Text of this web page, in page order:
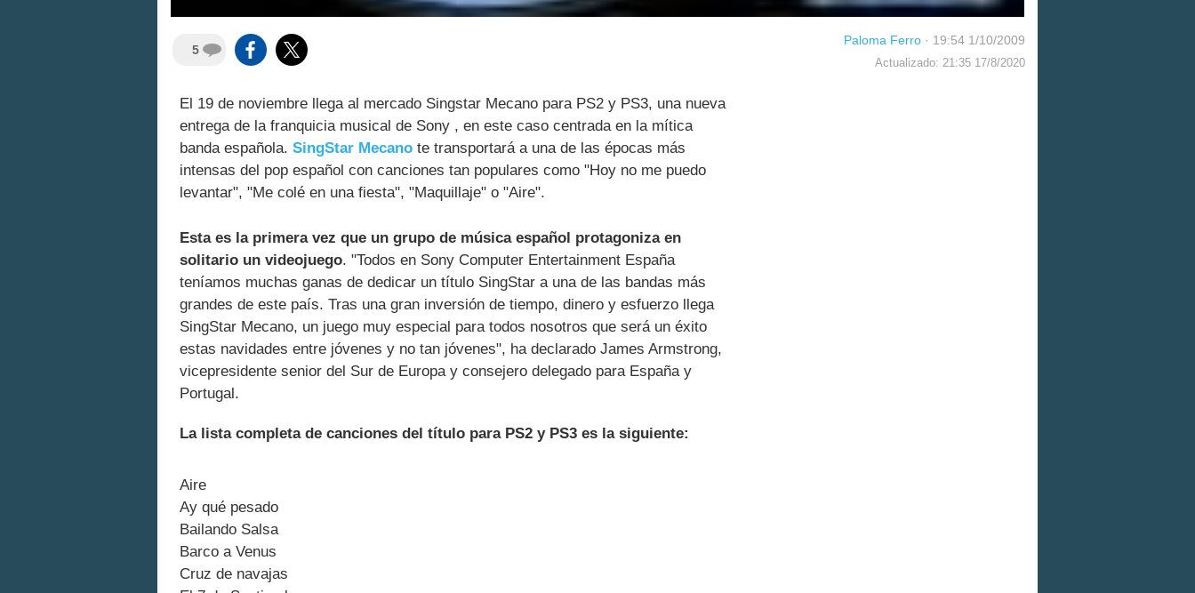
5
Paloma Ferro · 19:54 1/10/2009
Actualizado: 21:35 17/8/2020
El 19 de noviembre llega al mercado Singstar Mecano para PS2 y PS3, una nueva
entrega de la franquicia musical de Sony , en este caso centrada en la mítica
banda española. SingStar Mecano te transportará a una de las épocas más
intensas del pop español con canciones tan populares como "Hoy no me puedo
levantar", "Me colé en una fiesta", "Maquillaje" o "Aire".
Esta es la primera vez que un grupo de música español protagoniza en
solitario un videojuego. "Todos en Sony Computer Entertainment España
teníamos muchas ganas de dedicar un título SingStar a una de las bandas más
grandes de este país. Tras una gran inversión de tiempo, dinero y esfuerzo llega
SingStar Mecano, un juego muy especial para todos nosotros que será un éxito
estas navidades entre jóvenes y no tan jóvenes", ha declarado James Armstrong,
vicepresidente senior del Sur de Europa y consejero delegado para España y
Portugal.
La lista completa de canciones del título para PS2 y PS3 es la siguiente:
Aire
Ay qué pesado
Bailando Salsa
Barco a Venus
Cruz de navajas